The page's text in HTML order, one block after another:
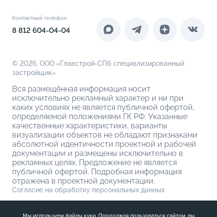
Новоселам
Контакты
О компании
Контактный телефон
8 812 604-04-04
© 2026, ООО «Главстрой-СПб специализированный
застройщик»
Вся размещённая информация носит
исключительно рекламный характер и ни при
каких условиях не является публичной офертой,
определяемой положениями ГК РФ. Указанные
качественные характеристики, варианты
визуализации объектов не обладают признаками
абсолютной идентичности проектной и рабочей
документации и размещены исключительно в
рекламных целях. Предложение не является
публичной офертой. Подробная информация
отражена в проектной документации.
Согласие на обработку персональных данных